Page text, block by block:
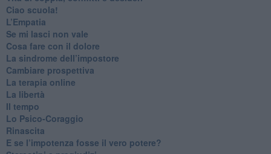
​Ciao scuola!
​L’Empatia
​Se mi lasci non vale
Cosa fare con il dolore
​La sindrome dell’impostore
​Cambiare prospettiva
La terapia online
La libertà
​Il tempo
​Lo Psico-Coraggio
Rinascita
​E se l’impotenza fosse il vero potere?